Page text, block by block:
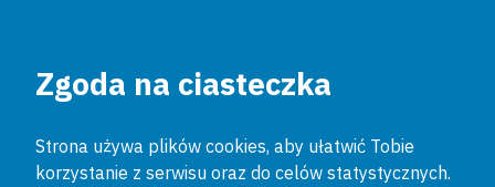
Zgoda na ciasteczka
Strona używa plików cookies, aby ułatwić Tobie
korzystanie z serwisu oraz do celów statystycznych.